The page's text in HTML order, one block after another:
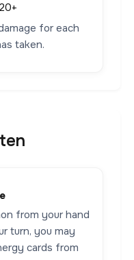
20+
for each
taken.
from your hand
turn, you may
cards from